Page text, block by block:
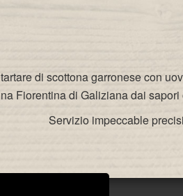
di scottona garronese con
Fiorentina di Galiziana dai
Servizio impeccable